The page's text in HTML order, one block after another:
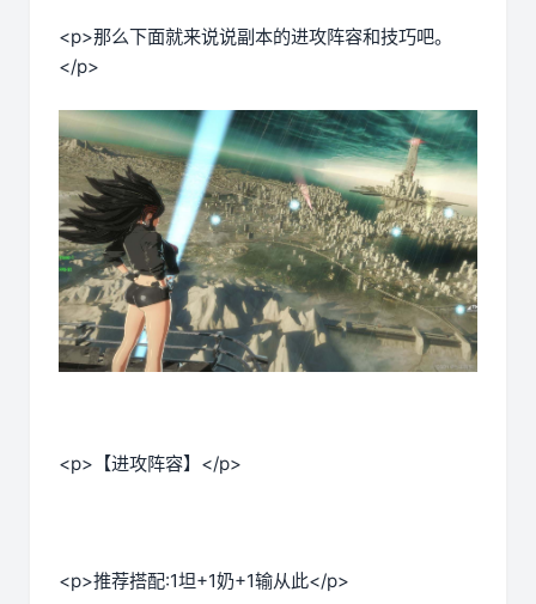
<p>那么下面就来说说副本的进攻阵容和技巧吧。
</p>
<p>【进攻阵容】</p>
<p>推荐搭配:1坦+1奶+1输从此</p>